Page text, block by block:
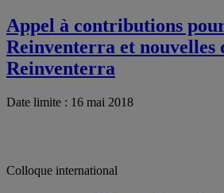
Appel à contributions
Reinventerra et nouvelles
Reinventerra
Date limite : 16 mai 2018
Colloque international